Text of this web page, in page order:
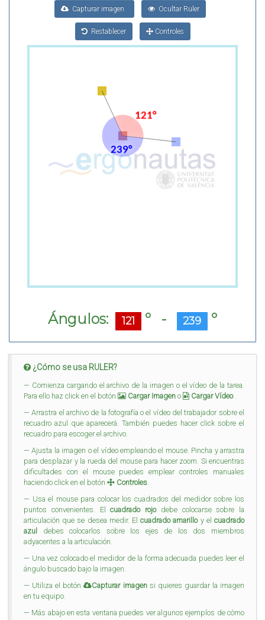
Capturar imagen Ocultar Ruler
Restablecer Controles
Ángulos: 121 º - 239 º
¿Cómo se usa RULER?
Comienza cargando el archivo de la imagen o el vídeo de la tarea.
Para ello haz click en el botón
Cargar Imagen o Cargar Vídeo .
Arrastra el archivo de la fotografía o el vídeo del trabajador sobre el
recuadro azul que aparecerá. También puedes hacer click sobre el
recuadro para escoger el archivo.
Ajusta la imagen o el vídeo empleando el mouse. Pincha y arrastra
para desplazar y la rueda del mouse para hacer zoom. Si encuentras
dificultades con el mouse puedes emplear controles manuales
haciendo click en el botón
Controles.
Usa el mouse para colocar los cuadrados del medidor sobre los
puntos convenientes. Elcuadrado rojodebe colocarse sobre la
articulación que se desea medir. Elcuadrado amarilloy elcuadrado
azul
debes colocarlos sobre los ejes de los dos miembros
adyacentes a la articulación.
Una vez colocado el medidor de la forma adecuada puedes leer el
ángulo buscado bajo la imagen.
Utiliza el botón
Capturar imagensi quieres guardar la imagen
en tu equipo.
Más abajo en esta ventana puedes ver algunos ejemplos de cómo